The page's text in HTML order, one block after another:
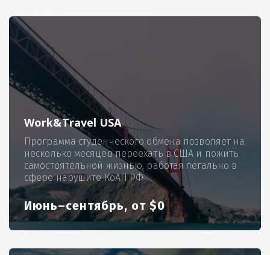
Work&Travel USA
Программа студенческого обмена позволяет на
несколько месяцев переехать в США и пожить
самостоятельной жизнью, работая легально в
сфере нарушите КоАП РФ
Июнь–сентябрь, от $0